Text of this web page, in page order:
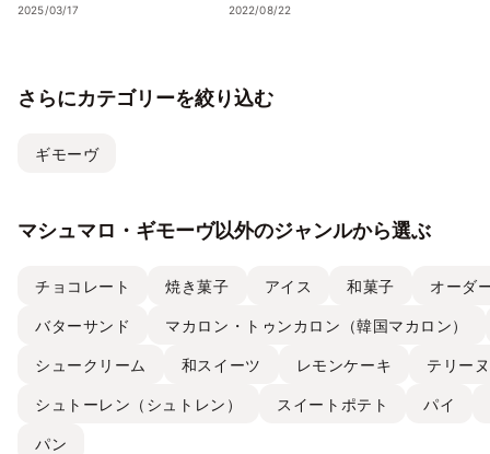
ズ&絶妙食感が魅力の「セブ
2025/03/17
との違いも解説
2022/08/22
さらにカテゴリーを絞り込む
ギモーヴ
マシュマロ・ギモーヴ以外のジャンルから選ぶ
チョコレート 焼き菓子 アイス 和菓子 オーダ
バターサンド マカロン・トゥンカロン（韓国マカロン）
シュークリーム 和スイーツ レモンケーキ テリーヌ
シュトーレン（シュトレン） スイートポテト パイ
パン